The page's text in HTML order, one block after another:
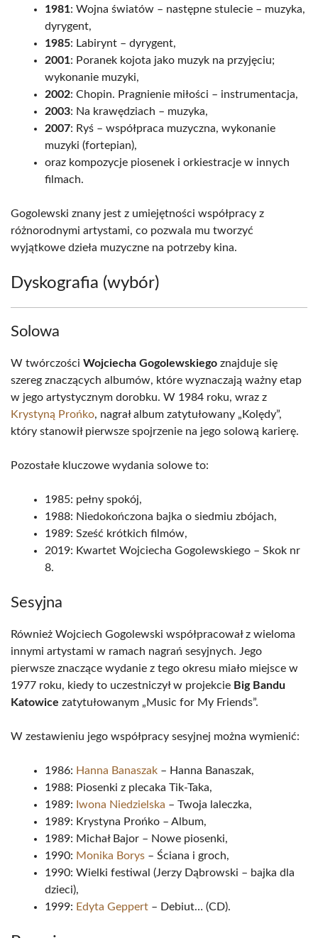
1981: Wojna światów – następne stulecie – muzyka,
dyrygent,
1985: Labirynt – dyrygent,
2001: Poranek kojota jako muzyk na przyjęciu;
wykonanie muzyki,
2002: Chopin. Pragnienie miłości – instrumentacja,
2003: Na krawędziach – muzyka,
2007: Ryś – współpraca muzyczna, wykonanie
muzyki (fortepian),
oraz kompozycje piosenek i orkiestracje w innych
filmach.
Gogolewski znany jest z umiejętności współpracy z
różnorodnymi artystami, co pozwala mu tworzyć
wyjątkowe dzieła muzyczne na potrzeby kina.
Dyskografia (wybór)
Solowa
W twórczości Wojciecha Gogolewskiego znajduje się
szereg znaczących albumów, które wyznaczają ważny etap
w jego artystycznym dorobku. W 1984 roku, wraz z
Krystyną Prońko, nagrał album zatytułowany „Kolędy”,
który stanowił pierwsze spojrzenie na jego solową karierę.
Pozostałe kluczowe wydania solowe to:
1985: pełny spokój,
1988: Niedokończona bajka o siedmiu zbójach,
1989: Sześć krótkich filmów,
2019: Kwartet Wojciecha Gogolewskiego – Skok nr
8.
Sesyjna
Również Wojciech Gogolewski współpracował z wieloma
innymi artystami w ramach nagrań sesyjnych. Jego
pierwsze znaczące wydanie z tego okresu miało miejsce w
1977 roku, kiedy to uczestniczył w projekcie Big Bandu
Katowice zatytułowanym „Music for My Friends”.
W zestawieniu jego współpracy sesyjnej można wymienić:
1986: Hanna Banaszak – Hanna Banaszak,
1988: Piosenki z plecaka Tik-Taka,
1989: Iwona Niedzielska – Twoja laleczka,
1989: Krystyna Prońko – Album,
1989: Michał Bajor – Nowe piosenki,
1990: Monika Borys – Ściana i groch,
1990: Wielki festiwal (Jerzy Dąbrowski – bajka dla
dzieci),
1999: Edyta Geppert – Debiut… (CD).